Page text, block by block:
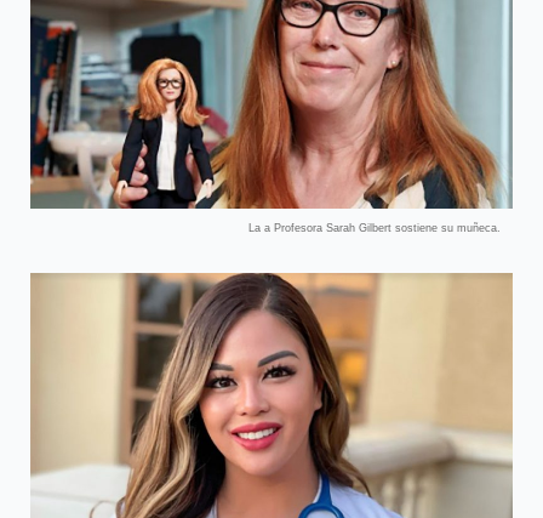
La a Profesora Sarah Gilbert sostiene su muñeca.